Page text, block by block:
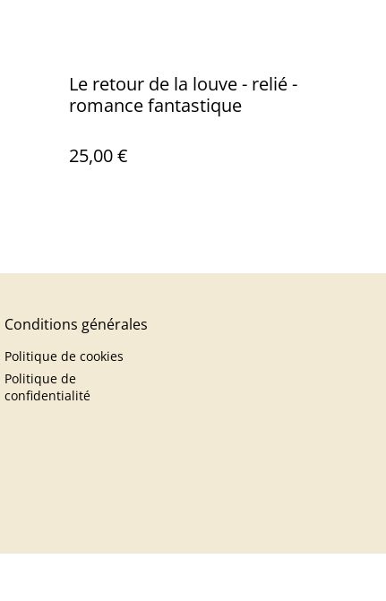
Le retour de la louve - relié -
romance fantastique
25,00 €
Conditions générales
Politique de cookies
Politique de
confidentialité